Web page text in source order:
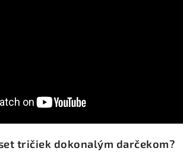
tričiek dokonalým darčekom?